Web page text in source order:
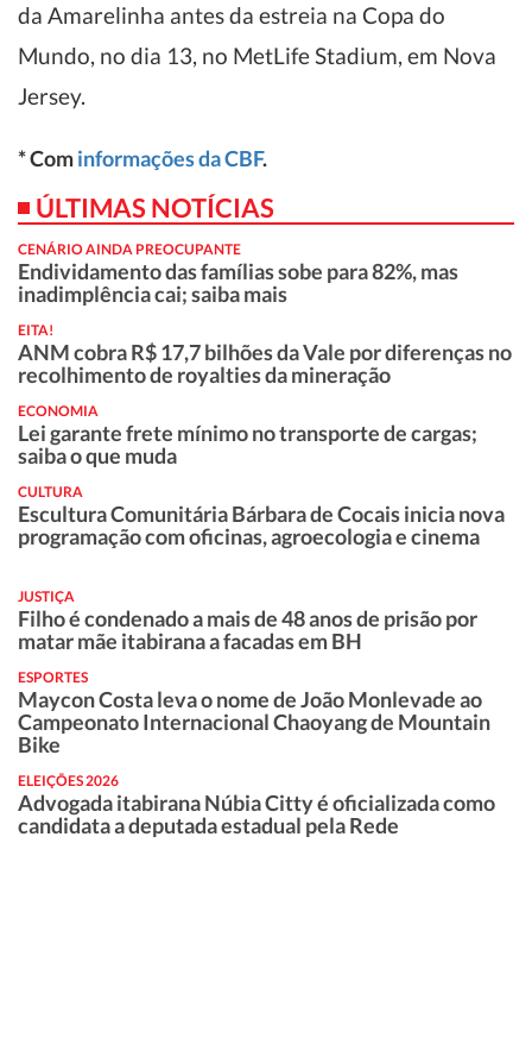
da Amarelinha antes da estreia na Copa do
Mundo, no dia 13, no MetLife Stadium, em Nova
Jersey.
* Cominformações da CBF.
ÚLTIMAS NOTÍCIAS
CENÁRIO AINDA PREOCUPANTE
Endividamento das famílias sobe para 82%, mas
inadimplência cai; saiba mais
EITA!
ANM cobra R$ 17,7 bilhões da Vale por diferenças no
recolhimento de royalties da mineração
ECONOMIA
Lei garante frete mínimo no transporte de cargas;
saiba o que muda
CULTURA
Escultura Comunitária Bárbara de Cocais inicia nova
programação com oficinas, agroecologia e cinema
JUSTIÇA
Filho é condenado a mais de 48 anos de prisão por
matar mãe itabirana a facadas em BH
ESPORTES
Maycon Costa leva o nome de João Monlevade ao
Campeonato Internacional Chaoyang de Mountain
Bike
ELEIÇÕES 2026
Advogada itabirana Núbia Citty é oficializada como
candidata a deputada estadual pela Rede